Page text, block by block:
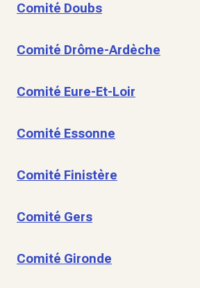
Comité Doubs
Comité Drôme-Ardèche
Comité Eure-Et-Loir
Comité Essonne
Comité Finistère
Comité Gers
Comité Gironde